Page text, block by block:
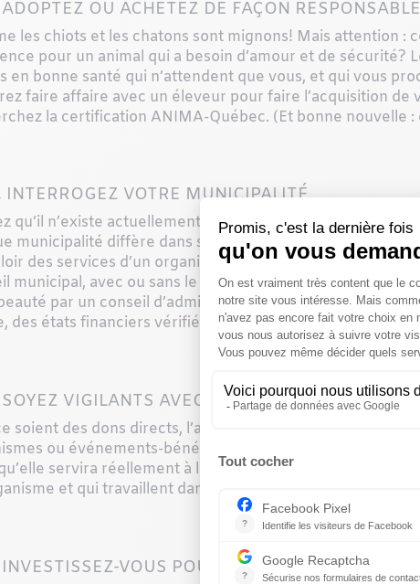
OU ACHETEZ DE FAÇON RESPONSABLE
les chiots et les chatons sont mignons! Mais attention :
pour un animal qui a besoin d’amour et de sécurité?
en bonne santé qui n’attendent que vous, et qui vous
faire affaire avec un éleveur pour faire l’acquisition
la certification ANIMA-Québec. (Et bonne nouvelle
VOTRE MUNICIPALITÉ
qu’il n’existe actuellement aucune réglementation qui
municipalité diffère dans son approche. Votre
des services d’un organisme qui gère les enjeux
municipal, avec ou sans le soutien de l’administration?
par un conseil d’administration qui assure une
des états financiers vérifiés en bonne et due forme?
VIGILANTS AVEC VOTRE ARGENT
soient des dons directs, l’achat de marchandises
ou événements-bénéfice, savez-vous
servira réellement à la cause. Avant de donner ou
et qui travaillent dans le milieu des animaux. De
VOUS POUR LA CAUSE